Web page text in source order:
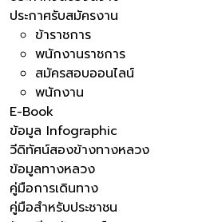
ประกาศรับสมัครงาน
ข้าราชการ
พนักงานราชการ
สมัครสอบออนไลน์
พนักงาน
E-Book
ข้อมูล Infographic
วีดิทัศน์สองข้างทางหลวง
ข้อมูลทางหลวง
คู่มือการเดินทาง
คู่มือสำหรับประชาชน